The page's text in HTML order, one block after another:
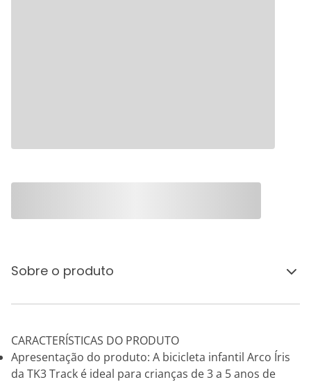
Sobre o produto
CARACTERÍSTICAS DO PRODUTO
Apresentação do produto: A bicicleta infantil Arco Íris
da TK3 Track é ideal para crianças de 3 a 5 anos de